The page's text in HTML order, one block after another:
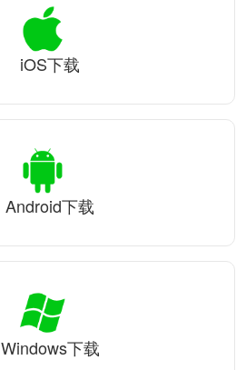
iOS下载
Android下载
Windows下载